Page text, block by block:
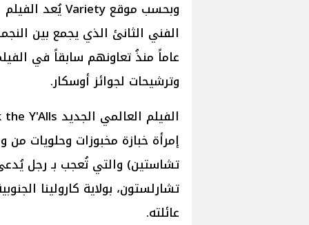
وترشيحات لجوائز أوسكار.
إمرأة خبازة مخبوزات وحلويات
تشاستين) والتي تُعجب بـ رجل
تشارلستون، بولاية كارولينا
عائلته.